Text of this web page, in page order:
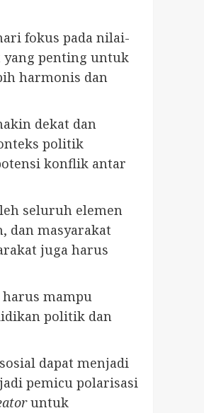
fokus pada nilai-
yang penting untuk
harmonis dan
dekat dan
politik
konflik antar
seluruh elemen
dan masyarakat
juga harus
mampu
politik dan
dapat menjadi
pemicu polarisasi
untuk